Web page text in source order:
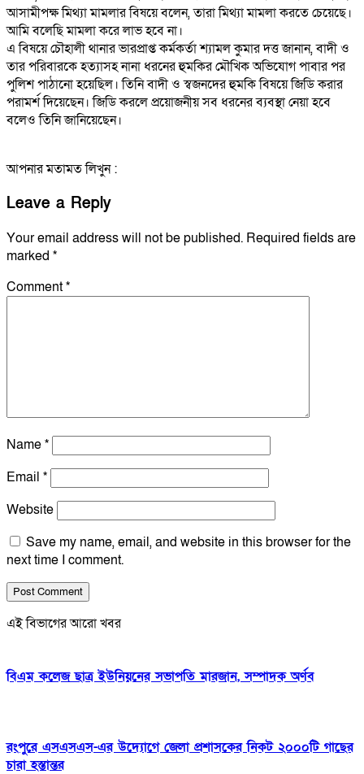
আসামীপক্ষ মিথ্যা মামলার বিষয়ে বলেন, তারা মিথ্যা মামলা করতে চেয়েছে।
আমি বলেছি মামলা করে লাভ হবে না।
এ বিষয়ে চৌহালী থানার ভারপ্রাপ্ত কর্মকর্তা শ্যামল কুমার দত্ত জানান, বাদী ও
তার পরিবারকে হত্যাসহ নানা ধরনের হুমকির মৌখিক অভিযোগ পাবার পর
পুলিশ পাঠানো হয়েছিল। তিনি বাদী ও স্বজনদের হুমকি বিষয়ে জিডি করার
পরামর্শ দিয়েছেন। জিডি করলে প্রয়োজনীয় সব ধরনের ব্যবস্থা নেয়া হবে
বলেও তিনি জানিয়েছেন।
আপনার মতামত লিখুন :
Leave a Reply
Your email address will not be published. Required fields are
marked *
Comment*
Name*
Email *
Website
Save my name, email, and website in this browser for the
next time I comment.
এই বিভাগের আরো খবর
বিএম কলেজ ছাত্র ইউনিয়নের সভাপতি মারজান, সম্পাদক অর্ণব
রংপুরে এসএসএস-এর উদ্যোগে জেলা প্রশাসকের নিকট ২০০০টি গাছের
চারা হস্তান্তর